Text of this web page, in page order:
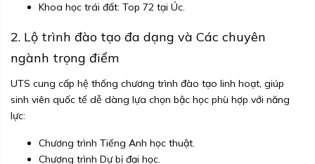
Khoa học trái đất: Top 72 tại Úc.
2. Lộ trình đào tạo đa dạng và Các chuyên
ngành trọng điểm
UTS cung cấp hệ thống chương trình đào tạo linh hoạt, giúp
sinh viên quốc tế dễ dàng lựa chọn bậc học phù hợp với năng
lực:
Chương trình Tiếng Anh học thuật.
Chương trình Dự bị đại học.